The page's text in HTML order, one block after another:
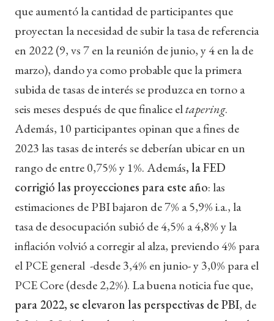
que aumentó la cantidad de participantes que
proyectan la necesidad de subir la tasa de referencia
en 2022 (9, vs 7 en la reunión de junio, y 4 en la de
marzo), dando ya como probable que la primera
subida de tasas de interés se produzca en torno a
seis meses después de que finalice eltapering.
Además, 10 participantes opinan que a fines de
2023 las tasas de interés se deberían ubicar en un
rango de entre 0,75% y 1%. Además, la FED
corrigió las proyecciones para este año: las
estimaciones de PBI bajaron de 7% a 5,9% i.a., la
tasa de desocupación subió de 4,5% a 4,8% y la
inflación volvió a corregir al alza, previendo 4% para
el PCE general -desde 3,4% en junio- y 3,0% para el
PCE Core (desde 2,2%). La buena noticia fue que,
para 2022, se elevaron las perspectivas de PBI, de